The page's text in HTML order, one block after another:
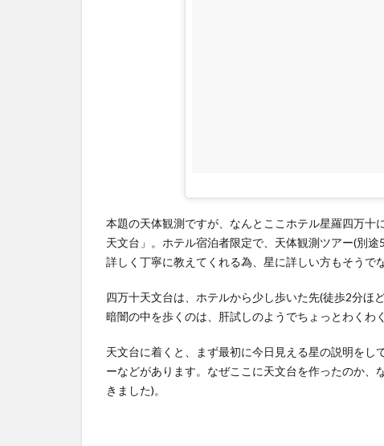
アウ
ト、
駐車
電話
番号
本題の天体観測ですが、なんとここホテル星羅四万
天文台」。ホテル宿泊者限定で、天体観測ツアー(別
詳しく丁寧に教えてくれる為、星に詳しい方もそうで
四万十天文台は、ホテルから少し歩いた先(徒歩2分ほ
暗闇の中を歩くのは、肝試しのようでちょっとわくわ
天文台に着くと、まず最初に今日見える星の説明を
ーなどがあります。なぜここに天文台を作ったのか
きました)。